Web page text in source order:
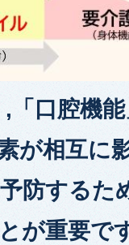
「口腔機
が相互に
防するた
が重要で